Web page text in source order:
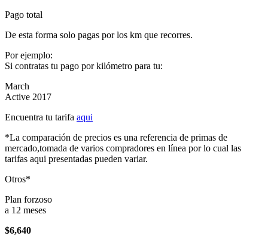
Pago total
De esta forma solo pagas por los km que recorres.
Por ejemplo:
Si contratas tu pago por kilómetro para tu:
March
Active 2017
Encuentra tu tarifa aqui
*La comparación de precios es una referencia de primas de
mercado,tomada de varios compradores en línea por lo cual las
tarifas aqui presentadas pueden variar.
Otros*
Plan forzoso
a 12 meses
$6,640